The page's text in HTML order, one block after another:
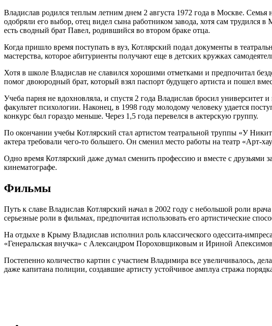
Владислав родился теплым летним днем 2 августа 1972 года в Москве.
одобряли его выбор, отец видел сына работником завода, хотя сам
есть сводный брат Павел, родившийся во втором браке отца.
Когда пришло время поступать в вуз, Котлярский подал документы в
мастерства, которое абитуриенты получают еще в детских кружках
Хотя в школе Владислав не славился хорошими отметками и предпочитал
помог двоюродный брат, который взял паспорт будущего артиста и пошел
Учеба парня не вдохновляла, и спустя 2 года Владислав бросил университет
факультет психологии. Наконец, в 1998 году молодому человеку удается
конкурс был гораздо меньше. Через 1,5 года перевелся в актерскую группу.
По окончании учебы Котлярский стал артистом театральной труппы «У
актера требовали чего-то большего. Он сменил место работы на театр «Арт-
Одно время Котлярский даже думал сменить профессию и вместе с друзьями
кинематографе.
Фильмы
Путь к славе Владислав Котлярский начал в 2002 году с небольшой роли
серьезные роли в фильмах, предпочитая использовать его артистические
На отдыхе в Крыму Владислав исполнил роль классического одессита-
«Генеральская внучка» с Александром Пороховщиковым и Ириной
Постепенно количество картин с участием Владимира все увеличивалось,
даже капитана полиции, создавшие артисту устойчивое амплуа стража